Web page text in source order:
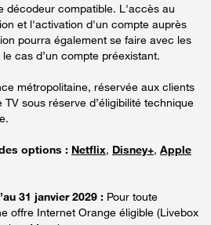
décodeur compatible. L'accès au
et l'activation d'un compte auprès
pourra également se faire avec les
cas d’un compte préexistant.
métropolitaine, réservée aux clients
sous réserve d’éligibilité technique
options : Netflix, Disney+, Apple
31 janvier 2029 : Pour toute
offre Internet Orange éligible (Livebox